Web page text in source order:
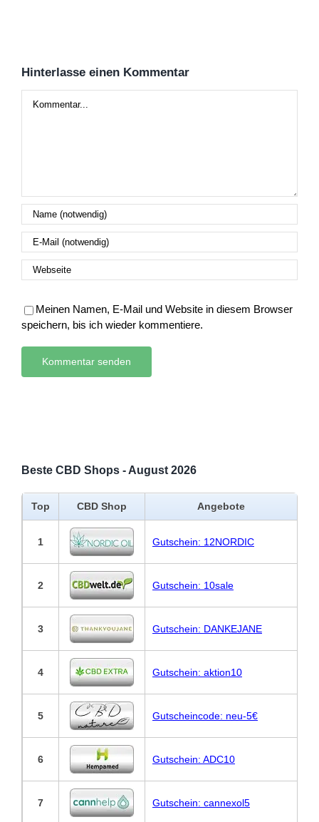
Hinterlasse einen Kommentar
Meinen Namen, E-Mail und Website in diesem Browser
speichern, bis ich wieder kommentiere.
Beste CBD Shops - August 2026
Top CBD Shop Angebote
1 Gutschein: 12NORDIC
2 Gutschein: 10sale
3 Gutschein: DANKEJANE
4 Gutschein: aktion10
5 Gutscheincode: neu-5€
6 Gutschein: ADC10
7 Gutschein: cannexol5